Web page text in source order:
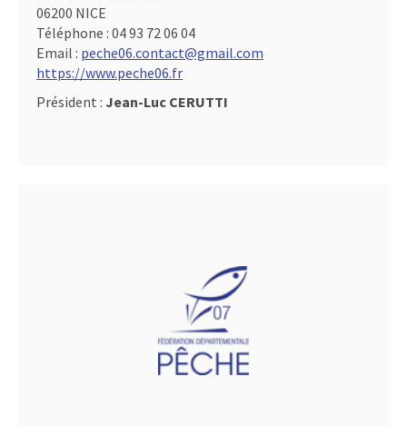
06200 NICE
Téléphone : 04 93 72 06 04
Email : peche06.contact@gmail.com
https://www.peche06.fr
Président : Jean-Luc CERUTTI